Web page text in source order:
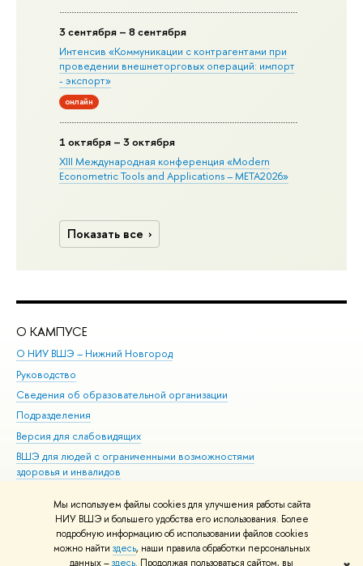
Мы используем файлы cookies для улучшения работы сайта
НИУ ВШЭ и большего удобства его использования. Более
подробную информацию об использовании файлов cookies
можно найти здесь, наши правила обработки персональных
данных –здесь. Продолжая пользоваться сайтом, вы
3 сентября – 8 сентября
Интенсив «Коммуникации с контрагентами при
проведении внешнеторговых операций: импорт
- экспорт»
онлайн
1 октября – 3 октября
XIII Международная конференция «Modern
Econometric Tools and Applications – META2026»
Показать все
О КАМПУСЕ
О НИУ ВШЭ – Нижний Новгород
Руководство
Сведения об образовательной организации
Подразделения
Версия для слабовидящих
ВШЭ для людей с ограниченными возможностями
здоровья и инвалидов